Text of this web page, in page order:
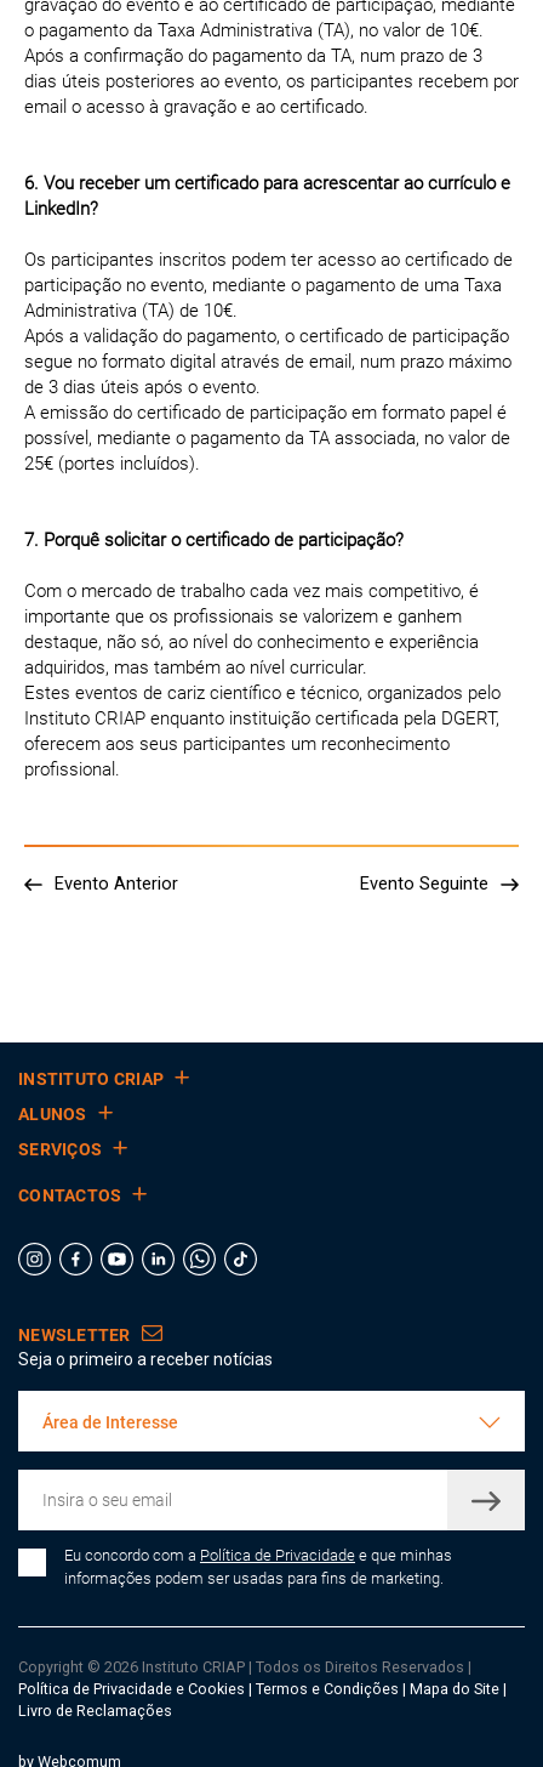
gravação do evento e ao certificado de participação, mediante
o pagamento da Taxa Administrativa (TA), no valor de 10€.
Após a confirmação do pagamento da TA, num prazo de 3
dias úteis posteriores ao evento, os participantes recebem por
email o acesso à gravação e ao certificado.
6. Vou receber um certificado para acrescentar ao currículo e
LinkedIn?
Os participantes inscritos podem ter acesso ao certificado de
participação no evento, mediante o pagamento de uma Taxa
Administrativa (TA) de 10€.
Após a validação do pagamento, o certificado de participação
segue no formato digital através de email, num prazo máximo
de 3 dias úteis após o evento.
A emissão do certificado de participação em formato papel é
possível, mediante o pagamento da TA associada, no valor de
25€ (portes incluídos).
7. Porquê solicitar o certificado de participação?
Com o mercado de trabalho cada vez mais competitivo, é
importante que os profissionais se valorizem e ganhem
destaque, não só, ao nível do conhecimento e experiência
adquiridos, mas também ao nível curricular.
Estes eventos de cariz científico e técnico, organizados pelo
Instituto CRIAP enquanto instituição certificada pela DGERT,
oferecem aos seus participantes um reconhecimento
profissional.
Evento Anterior Evento Seguinte
INSTITUTO CRIAP
ALUNOS
SERVIÇOS
CONTACTOS
NEWSLETTER
Seja o primeiro a receber notícias
Área de Interesse
Eu concordo com a Política de Privacidade e que minhas
informações podem ser usadas para fins de marketing.
Copyright © 2026 Instituto CRIAP | Todos os Direitos Reservados |
Política de Privacidade e Cookies | Termos e Condições | Mapa do Site |
Livro de Reclamações
by Webcomum